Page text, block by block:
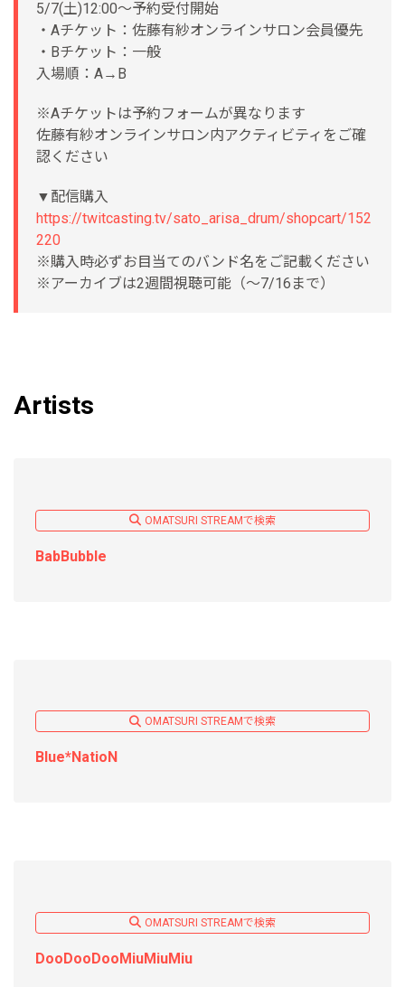
5/7(土)12:00〜予約受付開始
・Aチケット：佐藤有紗オンラインサロン会員優先
・Bチケット：一般
入場順：A→B
※Aチケットは予約フォームが異なります
佐藤有紗オンラインサロン内アクティビティをご確
認ください
▼配信購入
https://twitcasting.tv/sato_arisa_drum/shopcart/152
220
※購入時必ずお目当てのバンド名をご記載ください
※アーカイブは2週間視聴可能（〜7/16まで）
Artists
OMATSURI STREAMで検索
BabBubble
OMATSURI STREAMで検索
Blue*NatioN
OMATSURI STREAMで検索
DooDooDooMiuMiuMiu